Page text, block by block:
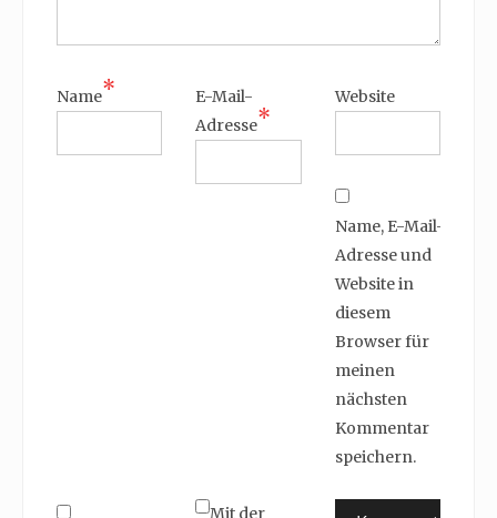
Name*
E-Mail-
Adresse*
Website
Name, E-Mail-
Adresse und
Website in
diesem
Browser für
meinen
nächsten
Kommentar
speichern.
Mit der